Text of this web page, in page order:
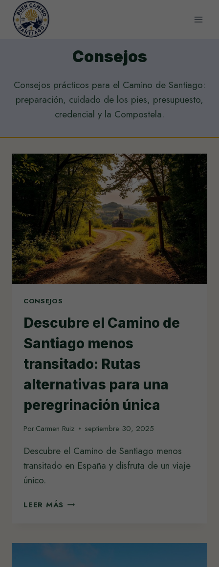
Saltar
contenido
Consejos
Consejos prácticos para el Camino de Santiago:
preparación, cuidado de los pies, presupuesto,
credencial y la Compostela.
CONSEJOS
Descubre el Camino de
Santiago menos
transitado: Rutas
alternativas para una
peregrinación única
PorCarmen Ruiz septiembre 30, 2025
Descubre el Camino de Santiago menos
transitado en España y disfruta de un viaje
único.
LEER MÁS DESCUBRE